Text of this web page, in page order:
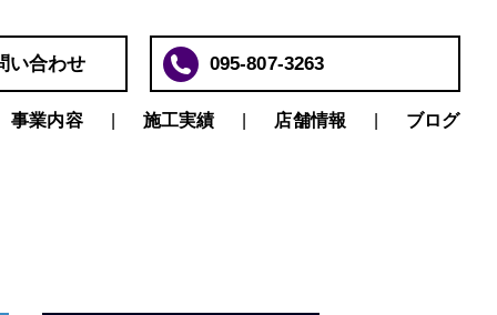
い合わせ 095-807-3263
事業内容 施工実績 店舗情報 ブログ